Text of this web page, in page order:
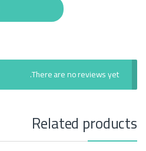
There are no reviews yet.
Related products